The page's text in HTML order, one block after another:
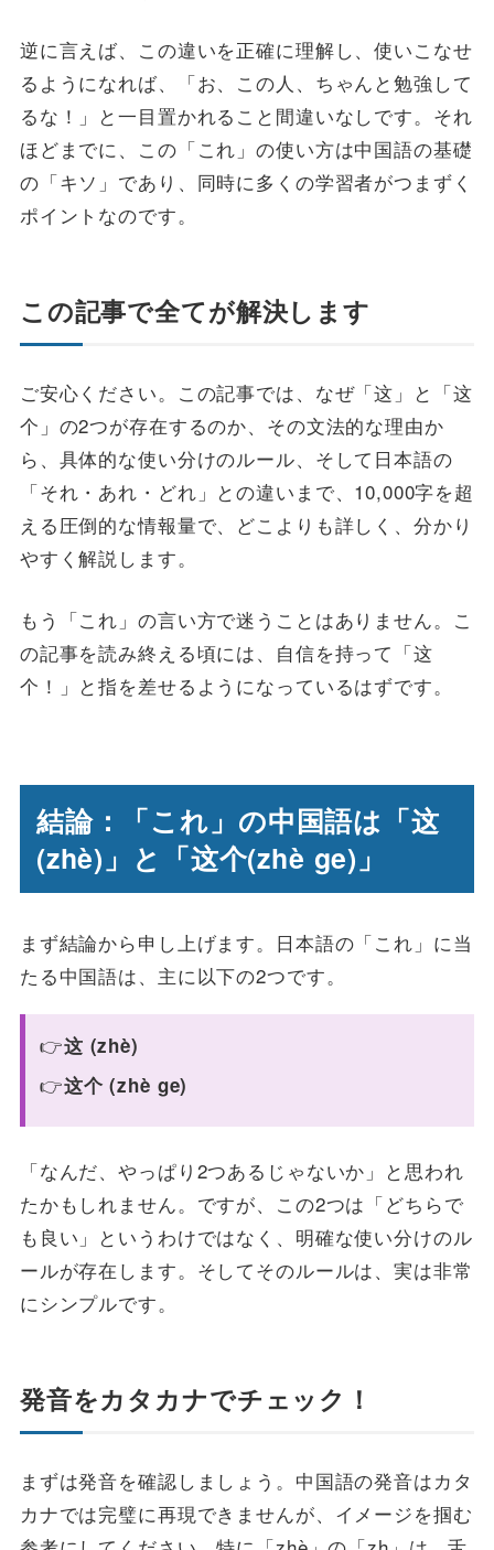
逆に言えば、この違いを正確に理解し、使いこなせ
るようになれば、「お、この人、ちゃんと勉強して
るな！」と一目置かれること間違いなしです。それ
ほどまでに、この「これ」の使い方は中国語の基礎
の「キソ」であり、同時に多くの学習者がつまずく
ポイントなのです。
この記事で全てが解決します
ご安心ください。この記事では、なぜ「这」と「这
个」の2つが存在するのか、その文法的な理由か
ら、具体的な使い分けのルール、そして日本語の
「それ・あれ・どれ」との違いまで、10,000字を超
える圧倒的な情報量で、どこよりも詳しく、分かり
やすく解説します。
もう「これ」の言い方で迷うことはありません。こ
の記事を読み終える頃には、自信を持って「这
个！」と指を差せるようになっているはずです。
結論：「これ」の中国語は「这
(zhè)」と「这个(zhè ge)」
まず結論から申し上げます。日本語の「これ」に当
たる中国語は、主に以下の2つです。
这 (zhè)
这个 (zhè ge)
「なんだ、やっぱり2つあるじゃないか」と思われ
たかもしれません。ですが、この2つは「どちらで
も良い」というわけではなく、明確な使い分けのル
ールが存在します。そしてそのルールは、実は非常
にシンプルです。
発音をカタカナでチェック！
まずは発音を確認しましょう。中国語の発音はカタ
カナでは完璧に再現できませんが、イメージを掴む